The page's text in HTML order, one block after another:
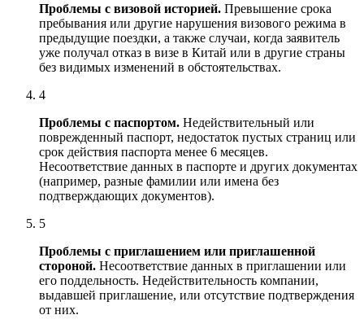
Проблемы с визовой историей. Превышение срока
пребывания или другие нарушения визового режима в
предыдущие поездки, а также случаи, когда заявитель
уже получал отказ в визе в Китай или в другие страны
без видимых изменений в обстоятельствах.
4
Проблемы с паспортом. Недействительный или
поврежденный паспорт, недостаток пустых страниц или
срок действия паспорта менее 6 месяцев.
Несоответствие данных в паспорте и других документах
(например, разные фамилии или имена без
подтверждающих документов).
5
Проблемы с приглашением или приглашенной
стороной. Несоответствие данных в приглашении или
его поддельность. Недействительность компании,
выдавшей приглашение, или отсутствие подтверждения
от них.